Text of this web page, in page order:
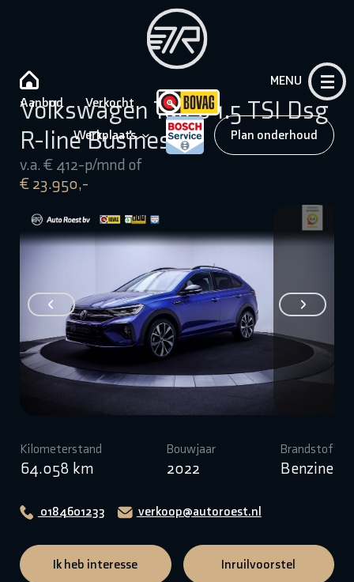
Aanbod Verkocht
Werkplaats Plan onderhoud
MENU
Volkswagen Taigo 1.5 TSI Dsg
R-line Business
v.a. € 412-p/mnd of
€ 23.950,-
Kilometerstand
64.058 km
Bouwjaar
2022
Brandstof
Benzine
0184601233 verkoop@autoroest.nl
Ik heb interesse Inruilvoorstel